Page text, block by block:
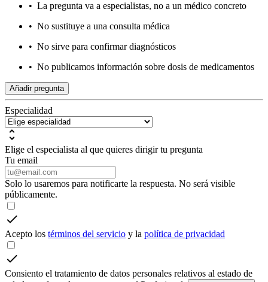
• La pregunta va a especialistas, no a un médico concreto
• No sustituye a una consulta médica
• No sirve para confirmar diagnósticos
• No publicamos información sobre dosis de medicamentos
Añadir pregunta
Especialidad
Elige el especialista al que quieres dirigir tu pregunta
Tu email
Solo lo usaremos para notificarte la respuesta. No será visible
públicamente.
Acepto los términos del servicio y la política de privacidad
Consiento el tratamiento de datos personales relativos al estado de